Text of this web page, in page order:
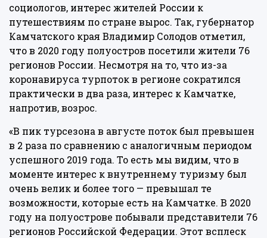
социологов, интерес жителей России к
путешествиям по стране вырос. Так, губернатор
Камчатского края Владимир Солодов отметил,
что в 2020 году полуостров посетили жители 76
регионов России. Несмотря на то, что из-за
коронавируса турпоток в регионе сократился
практически в два раза, интерес к Камчатке,
напротив, возрос.
«В пик турсезона в августе поток был превышен
в 2 раза по сравнению с аналогичным периодом
успешного 2019 года. То есть мы видим, что в
моменте интерес к внутреннему туризму был
очень велик и более того — превышал те
возможности, которые есть на Камчатке. В 2020
году на полуострове побывали представители 76
регионов Российской Федерации. Этот всплеск